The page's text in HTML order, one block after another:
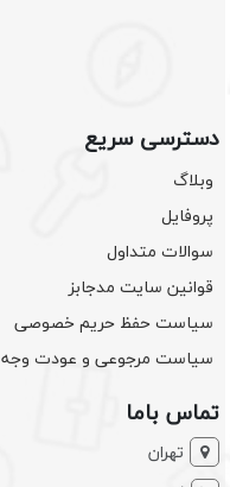
دسترسی سریع
وبلاگ
پروفایل
سوالات متداول
قوانین سایت مدجابز
سیاست حفظ حریم خصوصی
سیاست مرجوعی و عودت وجه
تماس باما
تهران